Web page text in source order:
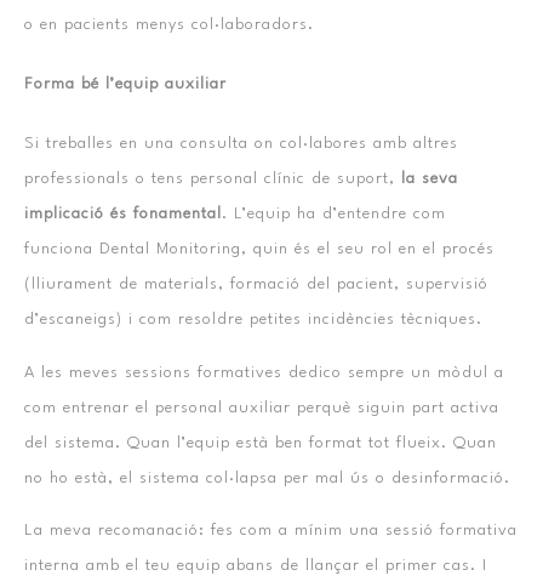
o en pacients menys col·laboradors.
Forma bé l’equip auxiliar
Si treballes en una consulta on col·labores amb altres
professionals o tens personal clínic de suport, la seva
implicació és fonamental . L’equip ha d’entendre com
funciona Dental Monitoring, quin és el seu rol en el procés
(lliurament de materials, formació del pacient, supervisió
d’escaneigs) i com resoldre petites incidències tècniques.
A les meves sessions formatives dedico sempre un mòdul a
com entrenar el personal auxiliar perquè siguin part activa
del sistema. Quan l’equip està ben format tot flueix. Quan
no ho està, el sistema col·lapsa per mal ús o desinformació.
La meva recomanació: fes com a mínim una sessió formativa
interna amb el teu equip abans de llançar el primer cas. I